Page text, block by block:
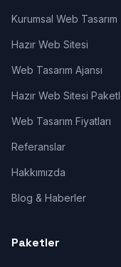
Kurumsal Web Tasarım
Hazır Web Sitesi
Web Tasarım Ajansı
Hazır Web Sitesi
Web Tasarım Fiyatları
Referanslar
Hakkımızda
Blog & Haberler
Paketler